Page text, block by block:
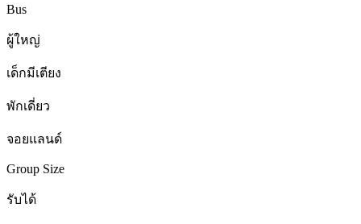
Bus
ผู้ใหญ่
เด็กมีเตียง
พักเดี่ยว
จอยแลนด์
Group Size
รับได้